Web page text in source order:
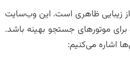
زیبایی ظاهری است. این وب‌سایت
برای موتورهای جستجو بهینه باشد.
اشاره می‌کنیم: